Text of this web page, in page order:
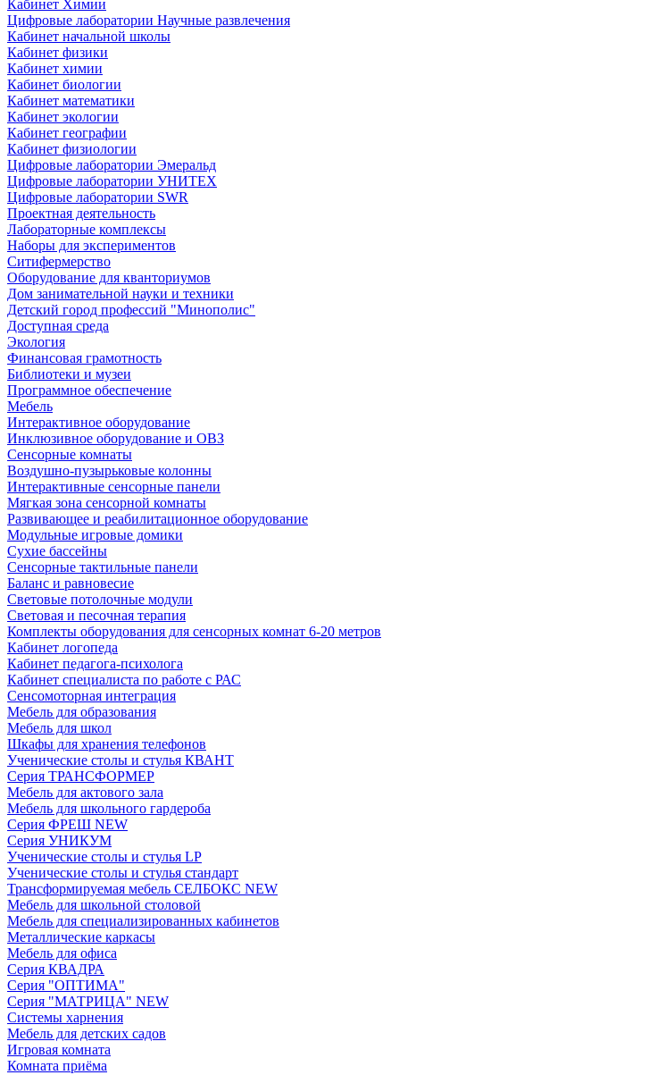
Кабинет Химии
Цифровые лаборатории Научные развлечения
Кабинет начальной школы
Кабинет физики
Кабинет химии
Кабинет биологии
Кабинет математики
Кабинет экологии
Кабинет географии
Кабинет физиологии
Цифровые лаборатории Эмеральд
Цифровые лаборатории УНИТЕХ
Цифровые лаборатории SWR
Проектная деятельность
Лабораторные комплексы
Наборы для экспериментов
Ситифермерство
Оборудование для кванториумов
Дом занимательной науки и техники
Детский город профессий "Минополис"
Доступная среда
Экология
Финансовая грамотность
Библиотеки и музеи
Программное обеспечение
Мебель
Интерактивное оборудование
Инклюзивное оборудование и ОВЗ
Cенсорные комнаты
Воздушно-пузырьковые колонны
Интерактивные сенсорные панели
Мягкая зона сенсорной комнаты
Развивающее и реабилитационное оборудование
Модульные игровые домики
Сухие бассейны
Сенсорные тактильные панели
Баланс и равновесие
Световые потолочные модули
Световая и песочная терапия
Комплекты оборудования для сенсорных комнат 6-20 метров
Кабинет логопеда
Кабинет педагога-психолога
Кабинет специалиста по работе с РАС
Сенсомоторная интеграция
Мебель для образования
Мебель для школ
Шкафы для хранения телефонов
Ученические столы и стулья КВАНТ
Серия ТРАНСФОРМЕР
Мебель для актового зала
Мебель для школьного гардероба
Серия ФРЕШ NEW
Серия УНИКУМ
Ученические столы и стулья LP
Ученические столы и стулья стандарт
Трансформируемая мебель СЕЛБОКС NEW
Мебель для школьной столовой
Мебель для специализированных кабинетов
Металлические каркасы
Мебель для офиса
Серия КВАДРА
Серия "ОПТИМА"
Серия "МАТРИЦА" NEW
Системы харнения
Мебель для детских садов
Игровая комната
Комната приёма